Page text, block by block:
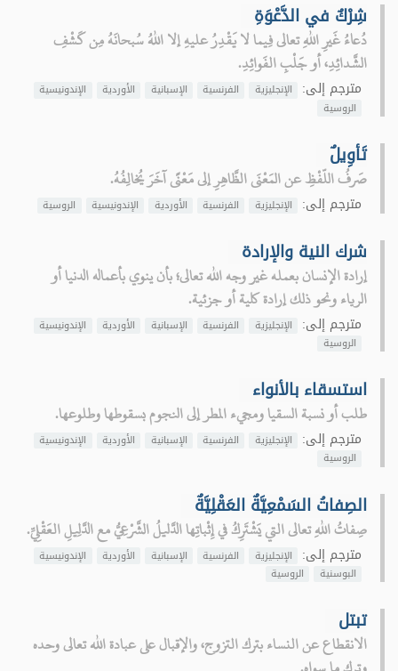
شِرْكٌ في الدَّعْوَةِ
دُعاءُ غَيرِ اللهِ تعالى فِيما لا يَقْدِرُ عليهِ إلا اللهُ سُبحانَهُ مِن كَشْفِ
الشَّدائِدِ، أو جَلْبِ الفَوائِدِ.
مترجم إلى: الإنجليزية الفرنسية الإسبانية الأوردية
الإندونيسية
الروسية
تَأوِيلٌ
صَرفُ اللّفْظِ عن المَعْنَى الظَّاهِرِ إلى مَعْنًى آخَرَ يُخالِفُهُ.
مترجم إلى: الإنجليزية الفرنسية الأوردية الإندونيسية الروسية
شرك النية والإرادة
إرادة الإنسان بعمله غير وجه الله تعالى؛ بأن ينوي بأعماله الدنيا أو
الرياء ونحو ذلك إرادة كلية أو جزئية.
مترجم إلى: الإنجليزية الفرنسية الإسبانية الأوردية
الإندونيسية
الروسية
استسقاء بالأنواء
طلب أو نسبة السقيا ومجيء المطر إلى النجوم بسقوطها وطلوعها.
مترجم إلى: الإنجليزية الفرنسية الإسبانية الأوردية
الإندونيسية
الروسية
الصِفاتُ السَمْعِيَّةٌ العَقْلِيَّةٌ
صِفاتُ اللهِ تعالى التي يَشْتَرِكُ في إِثْباتِها الدَّليلُ الشَّرْعِيُّ مع الدَّلِيلِ العَقْلِيِّ.
مترجم إلى: الإنجليزية الفرنسية الإسبانية الأوردية
الإندونيسية
البوسنية
الروسية
تبتل
الانقطاع عن النساء بترك التزوج، والإقبال على عبادة الله تعالى وحده